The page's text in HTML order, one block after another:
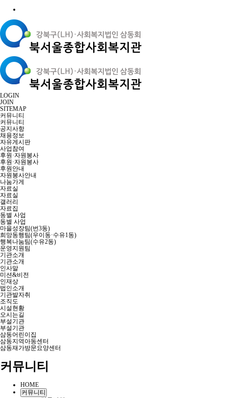
LOGIN
JOIN
SITEMAP
커뮤니티
커뮤니티
공지사항
채용정보
자유게시판
사업참여
후원·자원봉사
후원·자원봉사
후원안내
자원봉사안내
나눔가게
자료실
자료실
갤러리
자료집
동별 사업
동별 사업
마을성장팀(번3동)
희망동행팀(우이동·수유1동)
행복나눔팀(수유2동)
운영지원팀
기관소개
기관소개
인사말
미션&비전
인재상
법인소개
기관발자취
조직도
시설현황
오시는길
부설기관
부설기관
삼동어린이집
삼동지역아동센터
삼동재가방문요양센터
커뮤니티
HOME
커뮤니티